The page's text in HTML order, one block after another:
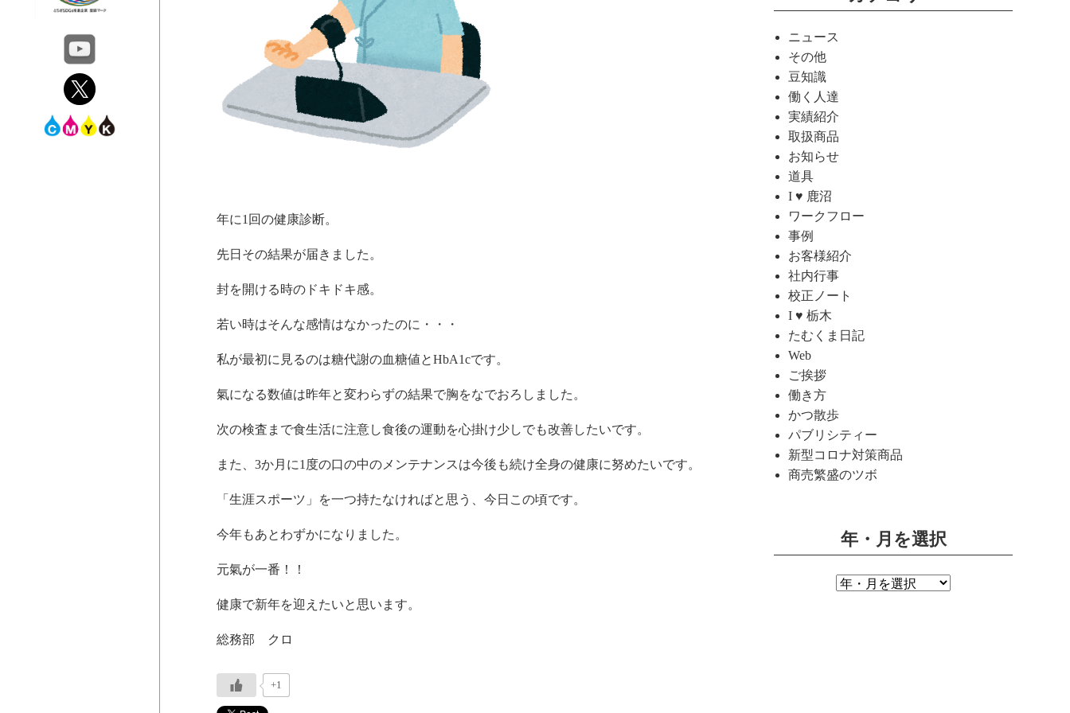
年に1回の健康診断。
先日その結果が届きました。
封を開ける時のドキドキ感。
若い時はそんな感情はなかったのに・・・
私が最初に見るのは糖代謝の血糖値とHbA1cです。
氣になる数値は昨年と変わらずの結果で胸をなでおろしました。
次の検査まで食生活に注意し食後の運動を心掛け少しでも改善したいです。
また、3か月に1度の口の中のメンテナンスは今後も続け全身の健康に努めたいです。
「生涯スポーツ」を一つ持たなければと思う、今日この頃です。
今年もあとわずかになりました。
元氣が一番！！
健康で新年を迎えたいと思います。
総務部 クロ
+1
ニュース
その他
豆知識
働く人達
実績紹介
取扱商品
お知らせ
道具
I ♥ 鹿沼
ワークフロー
事例
お客様紹介
社内行事
校正ノート
I ♥ 栃木
たむくま日記
Web
ご挨拶
働き方
かつ散歩
パブリシティー
新型コロナ対策商品
商売繁盛のツボ
年・月を選択